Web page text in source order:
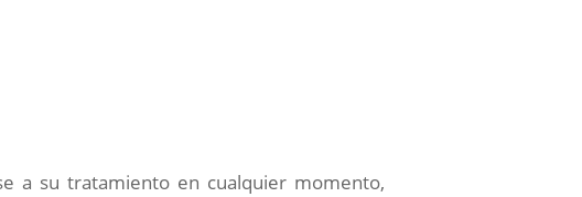
a su tratamiento en cualquier momento,